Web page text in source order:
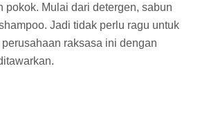
pokok. Mulai dari detergen, sabun
Jadi tidak perlu ragu untuk
raksasa ini dengan